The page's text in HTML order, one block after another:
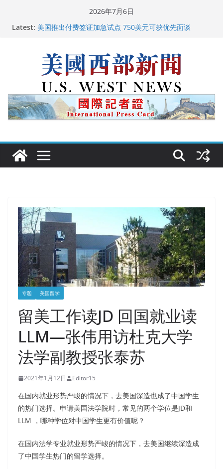
2026年7月6日
Latest: 美国推出付费签证加急试点 750美元可获优先面谈
美国最高法院维持“出生公民权” : 出生在美国就是美国
人！
中国驻美国大使谢锋邀请美国老教师罗纳德·萨科尔斯基
再次访华
广州市沉香协会会长周天明：让沉香有序走向世界
专题 美国留学
留美工作读JD 回国就业读
LLM—张伟用访杜克大学
法学副教授张泰苏
2021年1月12日 Editor15
在国内就业形势严峻的情况下，去美国深造也成了中国学生
的热门选择。申请美国法学院时，常见的两个学位是JD和
LLM ，哪种学位对中国学生更有价值呢？
在国内法学专业就业形势严峻的情况下，去美国继续深造成
了中国学生热门的留学选择。